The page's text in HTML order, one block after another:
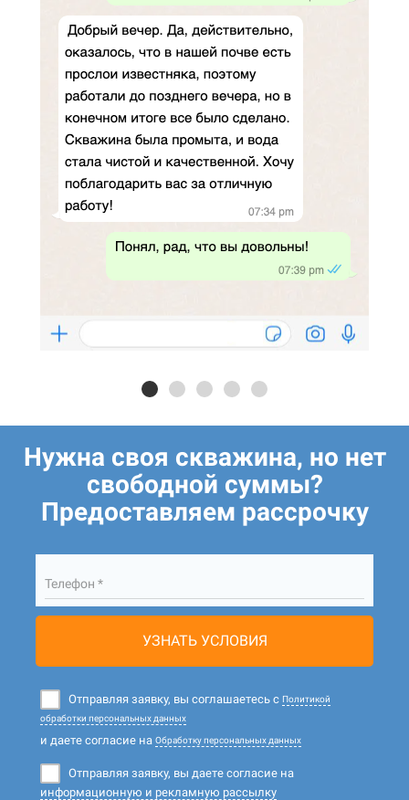
Нужна своя скважина, но нет
свободной суммы?
Предоставляем рассрочку
Телефон *
УЗНАТЬ УСЛОВИЯ
Отправляя заявку, вы соглашаетесь с Политикой
обработки персональных данных
и даете согласие на Обработку персональных данных
Отправляя заявку, вы даете согласие на
информационную и рекламную рассылку